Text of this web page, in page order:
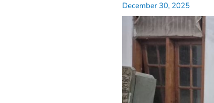
December 30, 2025